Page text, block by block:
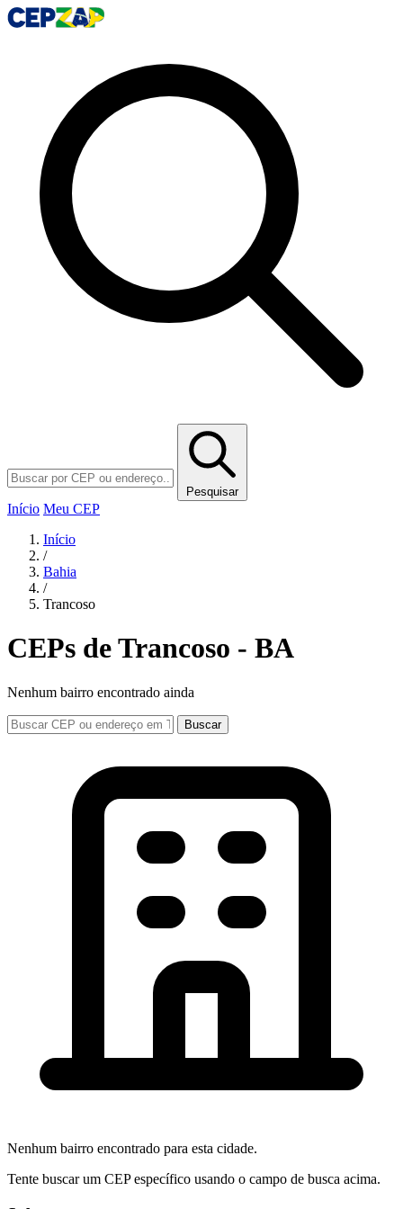
Pesquisar
Início Meu CEP
Início
/
Bahia
/
Trancoso
CEPs de Trancoso - BA
Nenhum bairro encontrado ainda
Buscar
Nenhum bairro encontrado para esta cidade.
Tente buscar um CEP específico usando o campo de busca acima.